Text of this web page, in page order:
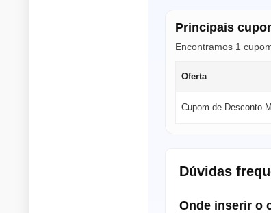
Principais
Encontramos 1
Oferta
Cupom de Desconto
Dúvidas
Onde inserir o